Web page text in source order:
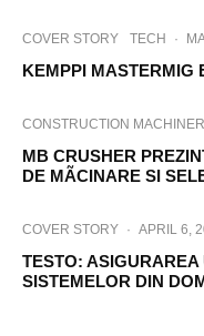
COVER STORY TECH ·
KEMPPI MASTERMIG
CONSTRUCTION
MB CRUSHER
DE MÃCINARE SI
COVER STORY · APRIL 6,
TESTO:
SISTEMELOR DIN